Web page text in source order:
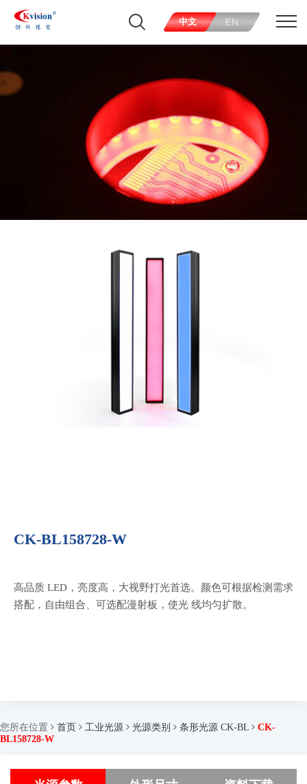
中文 EN
CK-BL158728-W
高品质 LED，亮度高，大视野打光首选。颜色可根据检测需求
搭配，自由组合、可选配漫射板，使光 线均匀扩散。
您所在位置 首页 工业光源 光源类别 条形光源 CK-BL
CK-
BL158728-W